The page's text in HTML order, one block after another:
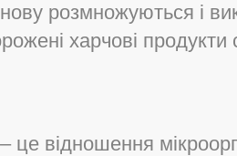
розмножуються і
харчові
це відношення